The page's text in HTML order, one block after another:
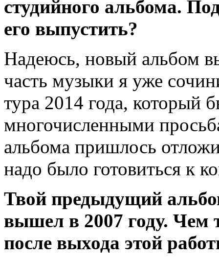
студийного альбома.
его выпустить?
Надеюсь, новый альбом
часть музыки я уже
тура 2014 года, который
многочисленными
альбома пришлось
надо было готовиться к
Твой предыдущий
вышел в 2007 году. Чем
после выхода этой